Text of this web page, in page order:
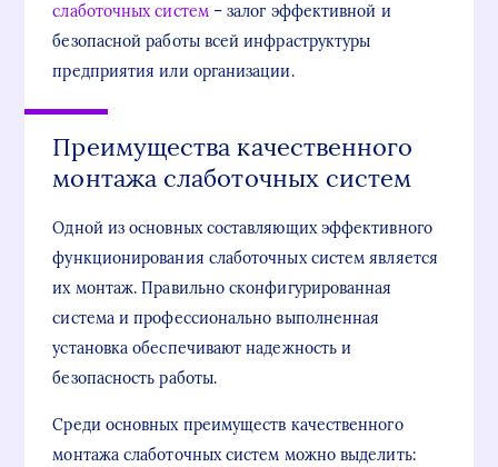
слаботочных систем– залог эффективной и
безопасной работы всей инфраструктуры
предприятия или организации.
Преимущества качественного
монтажа слаботочных систем
Одной из основных составляющих эффективного
функционирования слаботочных систем является
их монтаж. Правильно сконфигурированная
система и профессионально выполненная
установка обеспечивают надежность и
безопасность работы.
Среди основных преимуществ качественного
монтажа слаботочных систем можно выделить: